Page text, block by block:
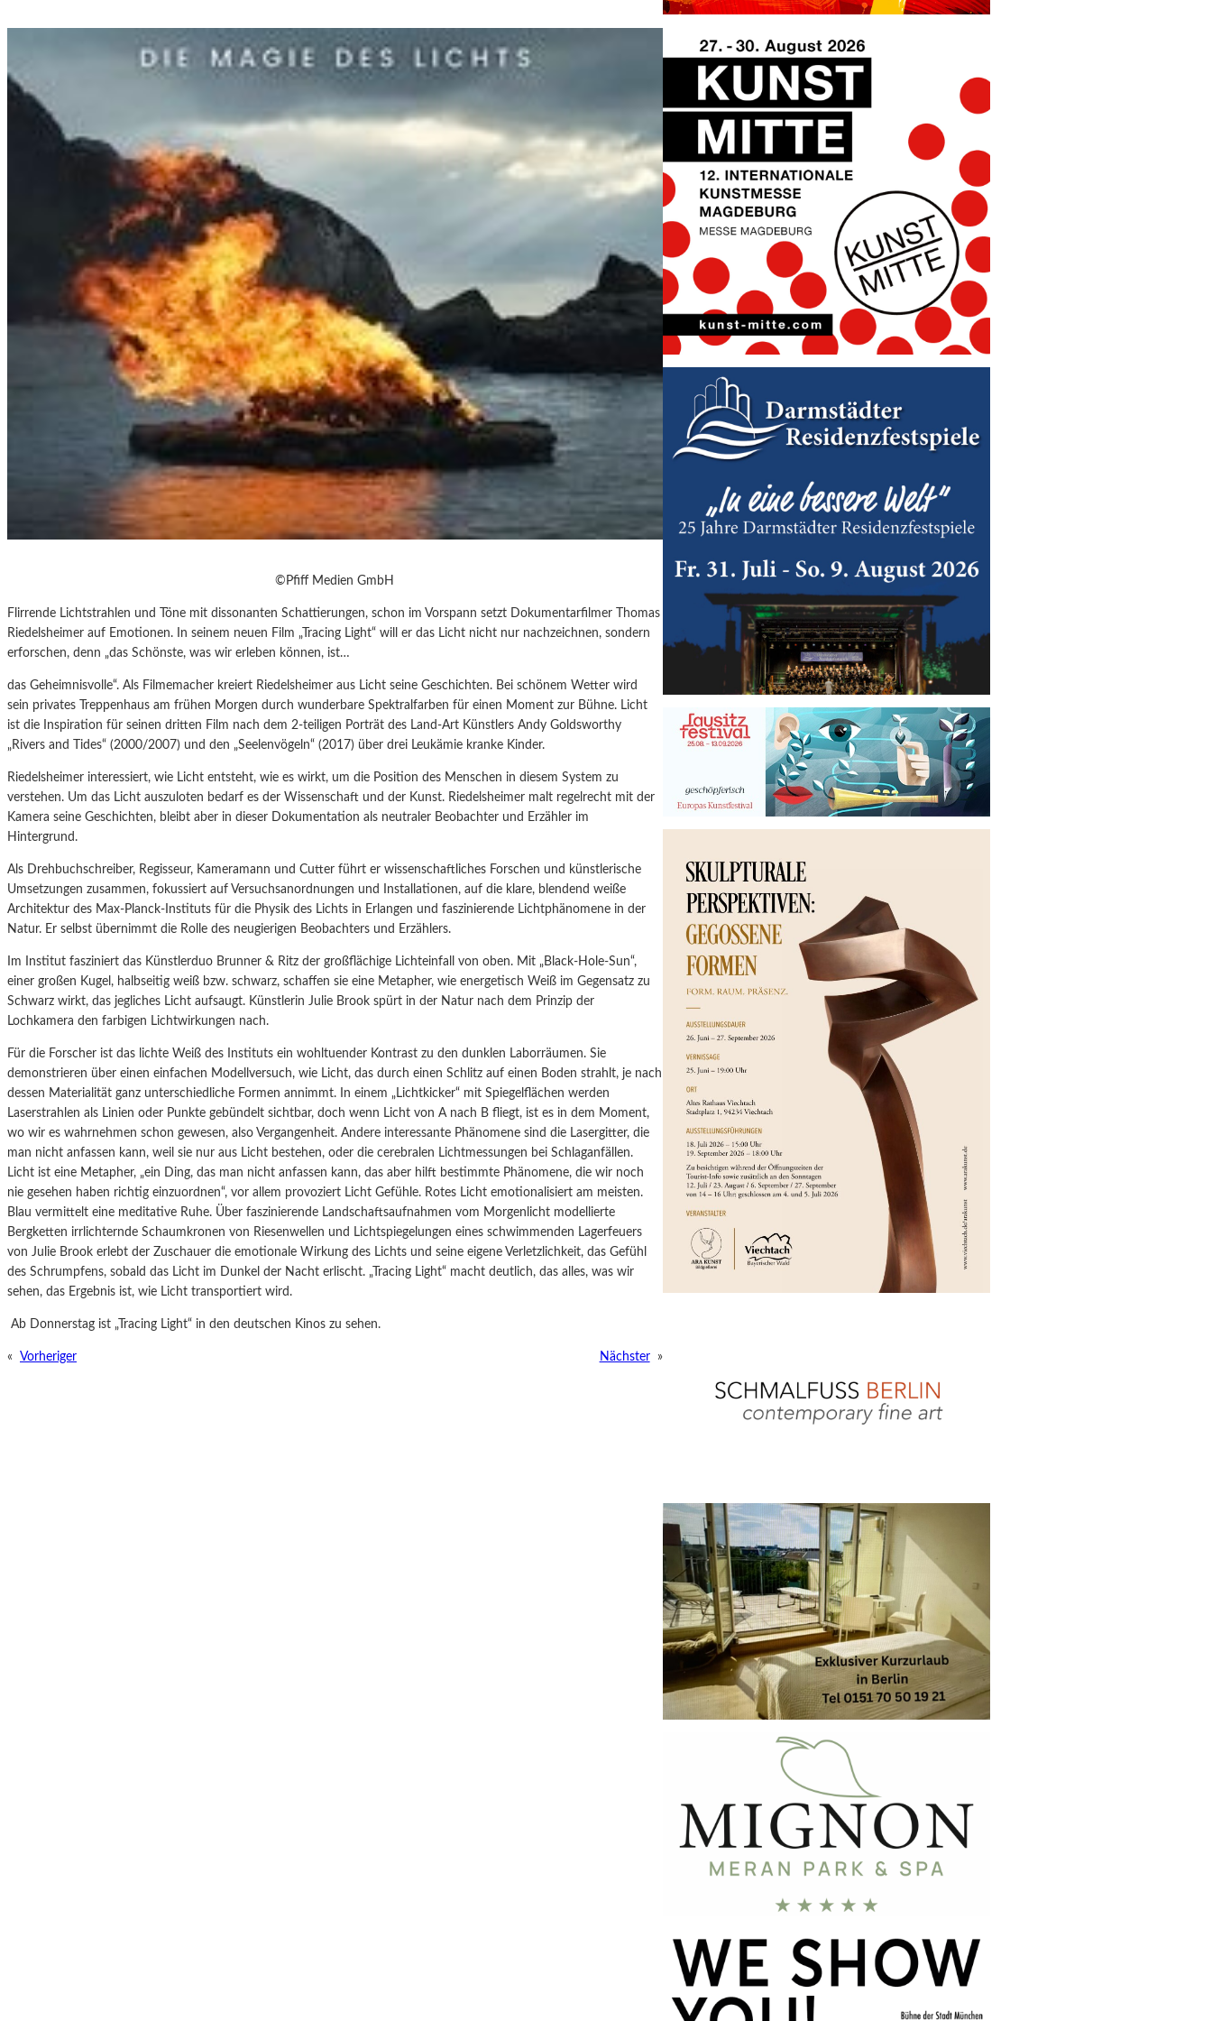
©Pfiff Medien GmbH
Flirrende Lichtstrahlen und Töne mit dissonanten Schattierungen, schon im Vorspann setzt Dokumentarfilmer Thomas
Riedelsheimer auf Emotionen. In seinem neuen Film „Tracing Light“ will er das Licht nicht nur nachzeichnen, sondern
erforschen, denn „das Schönste, was wir erleben können, ist…
das Geheimnisvolle“. Als Filmemacher kreiert Riedelsheimer aus Licht seine Geschichten. Bei schönem Wetter wird
sein privates Treppenhaus am frühen Morgen durch wunderbare Spektralfarben für einen Moment zur Bühne. Licht
ist die Inspiration für seinen dritten Film nach dem 2-teiligen Porträt des Land-Art Künstlers Andy Goldsworthy
„Rivers and Tides“ (2000/2007) und den „Seelenvögeln“ (2017) über drei Leukämie kranke Kinder.
Riedelsheimer interessiert, wie Licht entsteht, wie es wirkt, um die Position des Menschen in diesem System zu
verstehen. Um das Licht auszuloten bedarf es der Wissenschaft und der Kunst. Riedelsheimer malt regelrecht mit der
Kamera seine Geschichten, bleibt aber in dieser Dokumentation als neutraler Beobachter und Erzähler im
Hintergrund.
Als Drehbuchschreiber, Regisseur, Kameramann und Cutter führt er wissenschaftliches Forschen und künstlerische
Umsetzungen zusammen, fokussiert auf Versuchsanordnungen und Installationen, auf die klare, blendend weiße
Architektur des Max-Planck-Instituts für die Physik des Lichts in Erlangen und faszinierende Lichtphänomene in der
Natur. Er selbst übernimmt die Rolle des neugierigen Beobachters und Erzählers.
Im Institut fasziniert das Künstlerduo Brunner & Ritz der großflächige Lichteinfall von oben. Mit „Black-Hole-Sun“,
einer großen Kugel, halbseitig weiß bzw. schwarz, schaffen sie eine Metapher, wie energetisch Weiß im Gegensatz zu
Schwarz wirkt, das jegliches Licht aufsaugt. Künstlerin Julie Brook spürt in der Natur nach dem Prinzip der
Lochkamera den farbigen Lichtwirkungen nach.
Für die Forscher ist das lichte Weiß des Instituts ein wohltuender Kontrast zu den dunklen Laborräumen. Sie
demonstrieren über einen einfachen Modellversuch, wie Licht, das durch einen Schlitz auf einen Boden strahlt, je nach
dessen Materialität ganz unterschiedliche Formen annimmt. In einem „Lichtkicker“ mit Spiegelflächen werden
Laserstrahlen als Linien oder Punkte gebündelt sichtbar, doch wenn Licht von A nach B fliegt, ist es in dem Moment,
wo wir es wahrnehmen schon gewesen, also Vergangenheit. Andere interessante Phänomene sind die Lasergitter, die
man nicht anfassen kann, weil sie nur aus Licht bestehen, oder die cerebralen Lichtmessungen bei Schlaganfällen.
Licht ist eine Metapher, „ein Ding, das man nicht anfassen kann, das aber hilft bestimmte Phänomene, die wir noch
nie gesehen haben richtig einzuordnen“, vor allem provoziert Licht Gefühle. Rotes Licht emotionalisiert am meisten.
Blau vermittelt eine meditative Ruhe. Über faszinierende Landschaftsaufnahmen vom Morgenlicht modellierte
Bergketten irrlichternde Schaumkronen von Riesenwellen und Lichtspiegelungen eines schwimmenden Lagerfeuers
von Julie Brook erlebt der Zuschauer die emotionale Wirkung des Lichts und seine eigene Verletzlichkeit, das Gefühl
des Schrumpfens, sobald das Licht im Dunkel der Nacht erlischt. „Tracing Light“ macht deutlich, das alles, was wir
sehen, das Ergebnis ist, wie Licht transportiert wird.
Ab Donnerstag ist „Tracing Light“ in den deutschen Kinos zu sehen.
« Vorheriger Nächster »